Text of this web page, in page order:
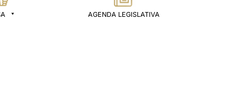
AGENDA LEGISLATIVA